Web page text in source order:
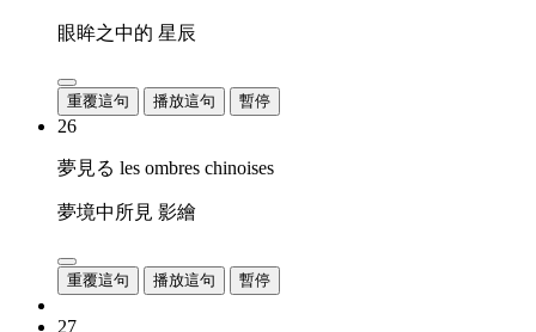
眼眸之中的 星辰
重覆這句 播放這句 暫停
26
夢見る les ombres chinoises
夢境中所見 影繪
重覆這句 播放這句 暫停
27